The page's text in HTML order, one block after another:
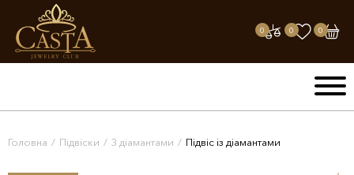
0 0 0
Головна / Підвіски / З діамантами / Підвіс із діамантами